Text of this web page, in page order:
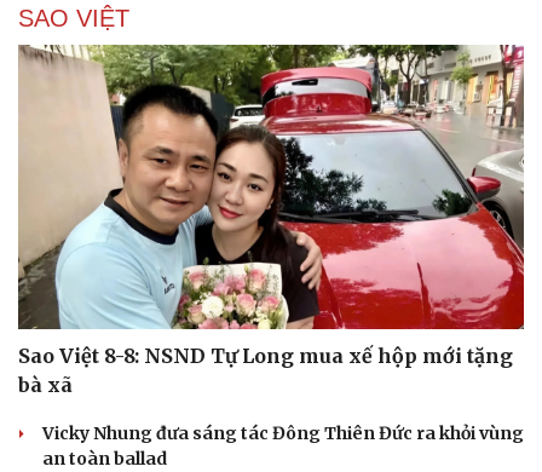
Cải chính
SAO VIỆT
Sao Việt 8-8: NSND Tự Long mua xế hộp mới tặng
bà xã
Vicky Nhung đưa sáng tác Đông Thiên Đức ra khỏi vùng
an toàn ballad